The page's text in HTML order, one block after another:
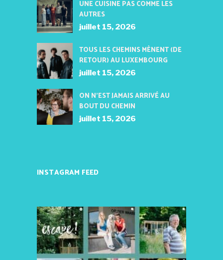
UNE CUISINE PAS COMME LES
AUTRES
juillet 15, 2026
TOUS LES CHEMINS MÈNENT (DE
RETOUR) AU LUXEMBOURG
juillet 15, 2026
ON N’EST JAMAIS ARRIVÉ AU
BOUT DU CHEMIN
juillet 15, 2026
INSTAGRAM FEED